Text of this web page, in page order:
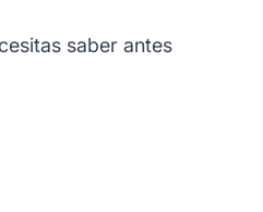
saber antes